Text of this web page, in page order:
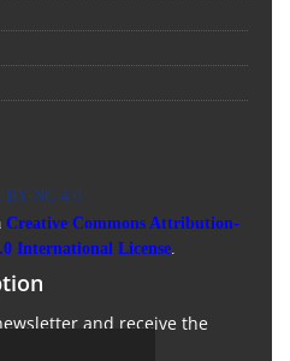
Creative Commons Attribution-
International License.
and receive the